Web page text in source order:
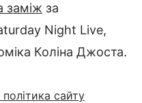
заміж за
Night Live,
Коліна Джоста.
сайту